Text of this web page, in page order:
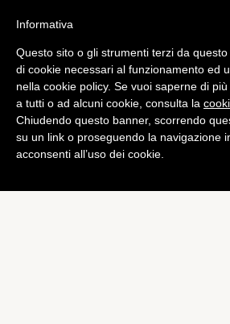
Games
La nuova Xbox
giochi usati
di Alessandro Moretti
Informativa
Questo sito o gli strumenti terzi da
di cookie necessari al funzionamento ed
nella cookie policy. Se vuoi saperne di
a tutti o ad alcuni cookie, consulta la
Chiudendo questo banner, scorrendo
su un link o proseguendo la navigazione
acconsenti all’uso dei cookie.